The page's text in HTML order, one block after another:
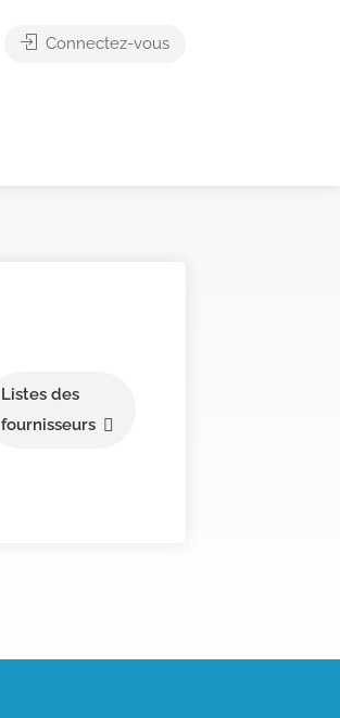
Connectez-vous
Listes des
fournisseurs